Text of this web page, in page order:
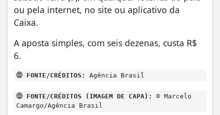
ou pela internet, no site ou aplicativo da
Caixa.
A aposta simples, com seis dezenas, custa R$
6.
FONTE/CRÉDITOS: Agência Brasil
FONTE/CRÉDITOS (IMAGEM DE CAPA):
© Marcelo
Camargo/Agência Brasil